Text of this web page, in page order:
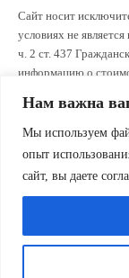
Нам важна
Мы используем
опыт
сайт, вы даете
Сайт носит
условиях не
ч. 2 ст. 437
информацию о
СПЕЦИАЛИСТОМ
Smile